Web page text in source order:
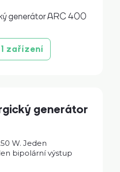
zařízení
generátor
W. Jeden
bipolární výstup